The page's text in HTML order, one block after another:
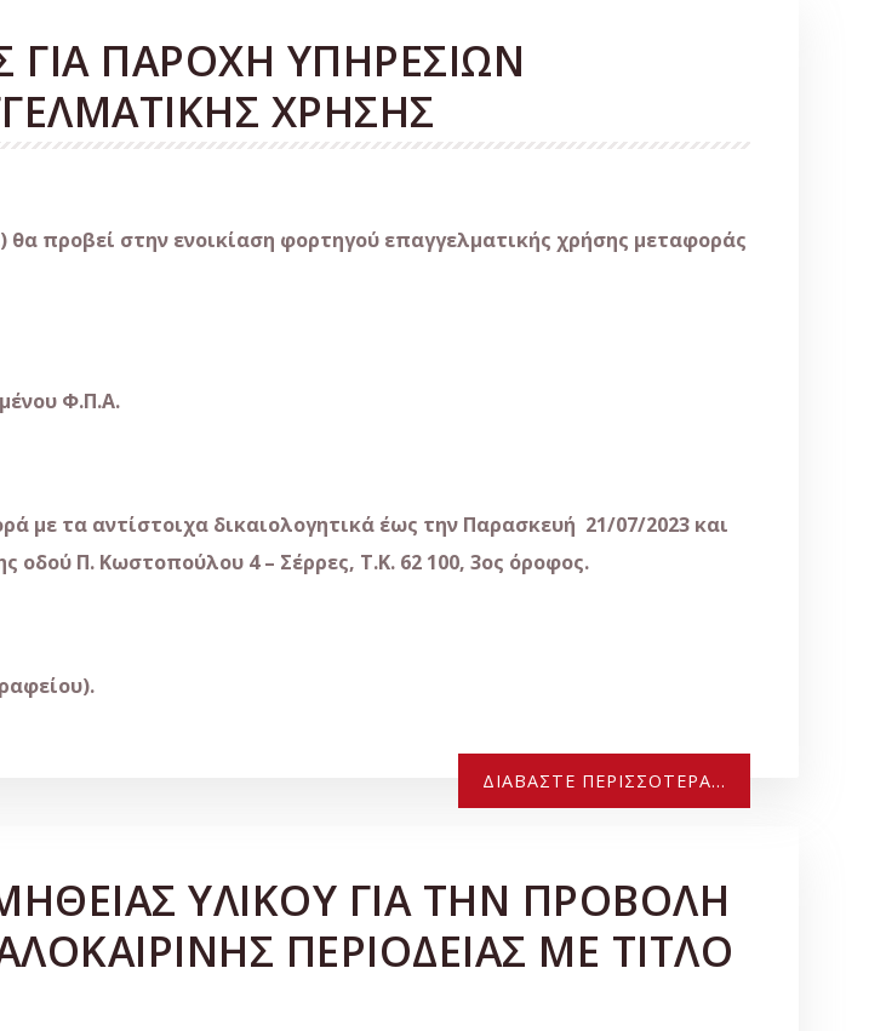
ΠΑΡΟΧΗ ΥΠΗΡΕΣΙΩΝ
ΧΡΗΣΗΣ
προβεί στην ενοικίαση φορτηγού επαγγελματικής χρήσης μεταφοράς
Φ.Π.Α.
με τα αντίστοιχα δικαιολογητικά έως την Παρασκευή 21/07/2023 και
οδού Π. Κωστοπούλου 4 – Σέρρες, Τ.Κ. 62 100, 3ος όροφος.
ΔΙΑΒΆΣΤΕ ΠΕΡΙΣΣΌΤΕΡΑ...
ΥΛΙΚΟΥ ΓΙΑ ΤΗΝ ΠΡΟΒΟΛΗ
ΠΕΡΙΟΔΕΙΑΣ ΜΕ ΤΙΤΛΟ